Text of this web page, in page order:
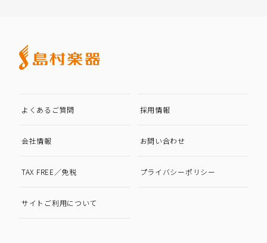
よくあるご質問 採用情報
会社情報 お問い合わせ
TAX FREE／免税 プライバシーポリシー
サイトご利用について